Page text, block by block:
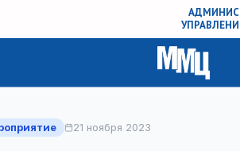
21 ноября 2023